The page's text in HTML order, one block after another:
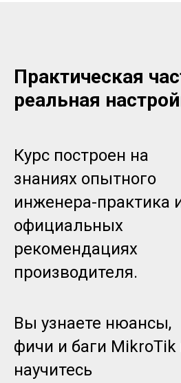
Практическая
реальная
Курс построен на
знаниях опытного
инженера-практика
официальных
рекомендациях
производителя.
Вы узнаете нюансы,
фичи и баги MikroTik
научитесь